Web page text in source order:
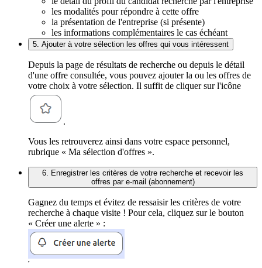
les modalités pour répondre à cette offre
la présentation de l'entreprise (si présente)
les informations complémentaires le cas échéant
5. Ajouter à votre sélection les offres qui vous intéressent
Depuis la page de résultats de recherche ou depuis le détail
d'une offre consultée, vous pouvez ajouter la ou les offres de
votre choix à votre sélection. Il suffit de cliquer sur l'icône
.
Vous les retrouverez ainsi dans votre espace personnel,
rubrique « Ma sélection d'offres ».
6. Enregistrer les critères de votre recherche et recevoir les
offres par e-mail (abonnement)
Gagnez du temps et évitez de ressaisir les critères de votre
recherche à chaque visite ! Pour cela, cliquez sur le bouton
« Créer une alerte » :